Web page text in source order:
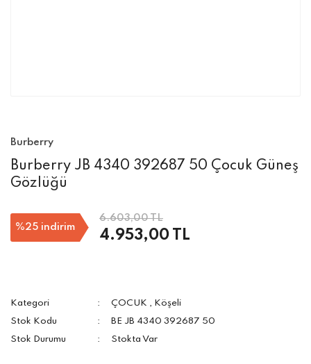
Burberry
Burberry JB 4340 392687 50 Çocuk Güneş
Gözlüğü
%25 indirim
6.603,00 TL
4.953,00 TL
Kategori ÇOCUK , Köşeli
Stok Kodu
BE JB 4340 392687 50
Stok Durumu
Stokta Var